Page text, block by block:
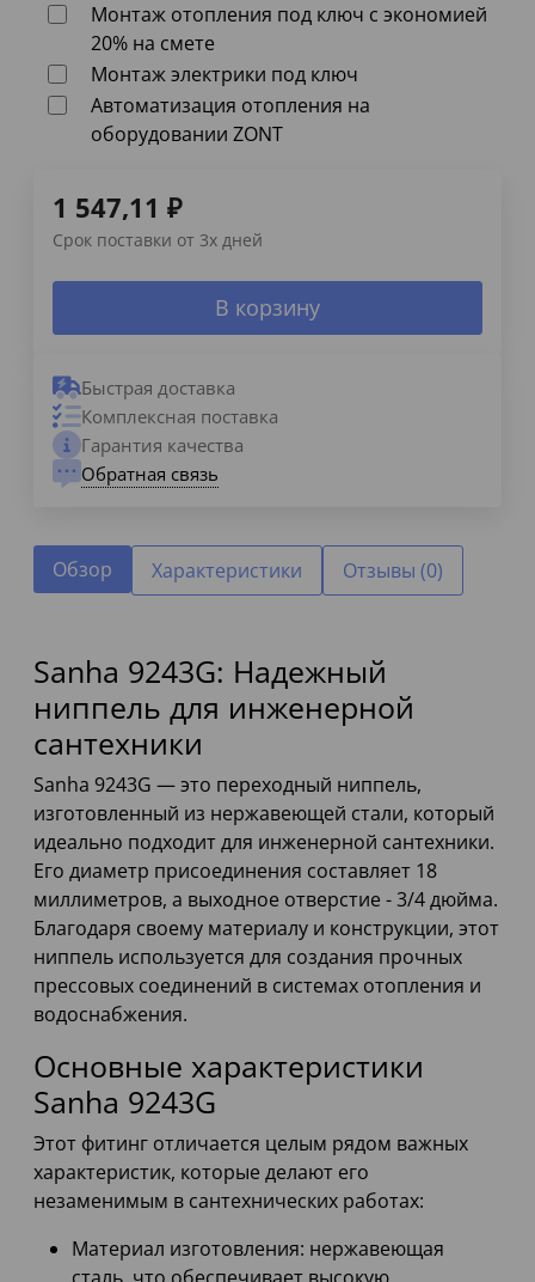
Монтаж отопления под ключ с экономией
20% на смете
Монтаж электрики под ключ
Автоматизация отопления на
оборудовании ZONT
1 547,11 ₽
Срок поставки от 3х дней
В корзину
Быстрая доставка
Комплексная поставка
Гарантия качества
Обратная связь
Обзор Характеристики Отзывы (0)
Sanha 9243G: Надежный
ниппель для инженерной
сантехники
Sanha 9243G — это переходный ниппель,
изготовленный из нержавеющей стали, который
идеально подходит для инженерной сантехники.
Его диаметр присоединения составляет 18
миллиметров, а выходное отверстие - 3/4 дюйма.
Благодаря своему материалу и конструкции, этот
ниппель используется для создания прочных
прессовых соединений в системах отопления и
водоснабжения.
Основные характеристики
Sanha 9243G
Этот фитинг отличается целым рядом важных
характеристик, которые делают его
незаменимым в сантехнических работах:
Материал изготовления: нержавеющая